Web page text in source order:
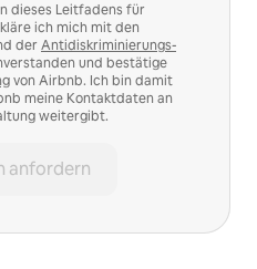
dieses Leitfadens für
ich mich mit den
der Antidiskriminierungs-
und bestätige
von Airbnb. Ich bin damit
meine Kontaktdaten an
weitergibt.
anfordern